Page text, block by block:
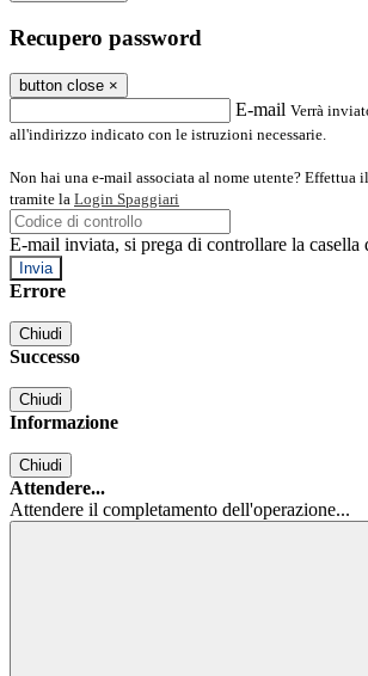
Recupero password
button close ×
E-mail Verrà
all'indirizzo indicato con le istruzioni necessarie.
Non hai una e-mail associata al nome utente? Effettua
tramite la Login Spaggiari
E-mail inviata, si prega di controllare la casella
Errore
Chiudi
Successo
Chiudi
Informazione
Chiudi
Attendere...
Attendere il completamento dell'operazione...